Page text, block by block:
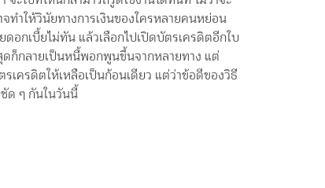
ทำให้วินัยทางการเงินของใครหลายคนหย่อน
อกเบี้ยไม่ทัน แล้วเลือกไปเปิดบัตรเครดิตอีกใบ
กลายเป็นหนี้พอกพูนขึ้นจากหลายทาง แต่
ครดิตให้เหลือเป็นก้อนเดียว แต่ว่าข้อดีของวิธี
ชัด ๆ กันในวันนี้